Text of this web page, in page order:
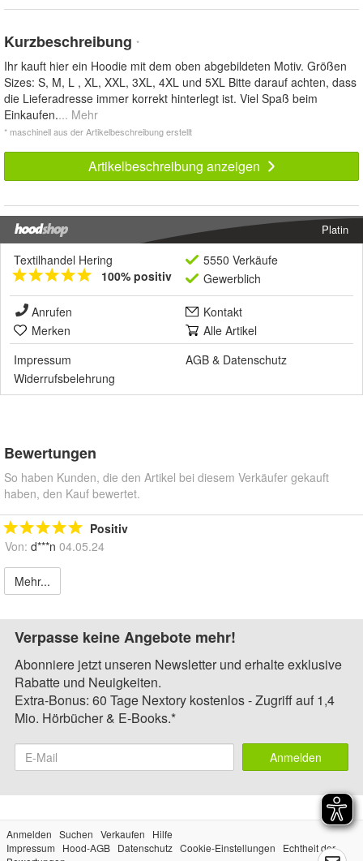
Kurzbeschreibung *
Ihr kauft hier ein Hoodie mit dem oben abgebildeten Motiv. Größen
Sizes: S, M, L , XL, XXL, 3XL, 4XL und 5XL Bitte darauf achten, dass
die Lieferadresse immer korrekt hinterlegt ist. Viel Spaß beim
Einkaufen.... Mehr
* maschinell aus der Artikelbeschreibung erstellt
Artikelbeschreibung anzeigen
Platin
Textilhandel Hering
100% positiv
5550 Verkäufe
Gewerblich
Anrufen
Kontakt
Merken
Alle Artikel
Impressum
AGB & Datenschutz
Widerrufsbelehrung
Bewertungen
So haben Kunden, die den Artikel bei diesem Verkäufer gekauft
haben, den Kauf bewertet.
Positiv
Von: d***n 04.05.24
Mehr...
Verpasse keine Angebote mehr!
Abonniere jetzt unseren Newsletter und erhalte exklusive
Rabatte und Neuigkeiten.
Extra-Bonus: 60 Tage Nextory kostenlos - Zugriff auf 1,4
Mio. Hörbücher & E-Books.*
Anmelden
Anmelden Suchen Verkaufen
Hilfe
Impressum
Hood-AGB Datenschutz Cookie-Einstellungen
Echtheit der